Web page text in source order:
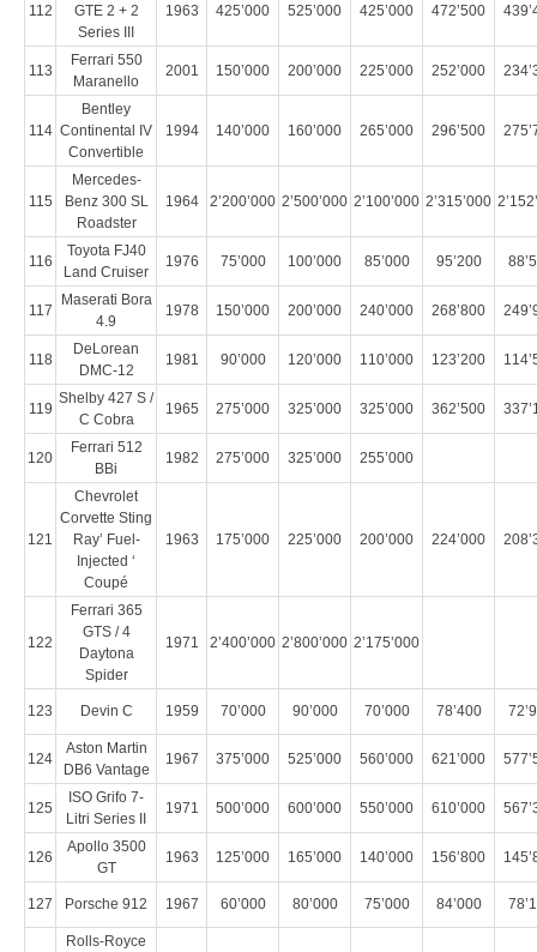
112
GTE 2 + 2
Series III
1963 425’000 525’000 425’000 472’500
113
Ferrari 550
Maranello
2001 150’000 200’000 225’000 252’000
114
Bentley
Continental IV
Convertible
1994 140’000 160’000 265’000 296’500
115
Mercedes-
Benz 300 SL
Roadster
1964 2’200’000 2’500’000 2’100’000 2’315’000
116
Toyota FJ40
Land Cruiser
1976 75’000 100’000 85’000 95’200
117
Maserati Bora
4.9
1978 150’000 200’000 240’000 268’800
118
DeLorean
DMC-12
1981 90’000 120’000 110’000 123’200
119
Shelby 427 S /
C Cobra
1965 275’000 325’000 325’000 362’500
120
Ferrari 512
BBi
1982 275’000 325’000 255’000
121
Chevrolet
Corvette Sting
Ray’ Fuel-
Injected ‘
Coupé
1963 175’000 225’000 200’000 224’000
122
Ferrari 365
GTS / 4
Daytona
Spider
1971 2’400’000 2’800’000 2’175’000
123 Devin C 1959 70’000 90’000 70’000 78’400
124
Aston Martin
DB6 Vantage
1967 375’000 525’000 560’000 621’000
125
ISO Grifo 7-
Litri Series II
1971 500’000 600’000 550’000 610’000
126
Apollo 3500
GT
1963 125’000 165’000 140’000 156’800
127 Porsche 912 1967 60’000 80’000 75’000 84’000
Rolls-Royce